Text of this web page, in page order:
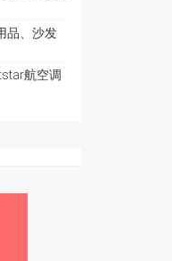
品、沙发
航空调